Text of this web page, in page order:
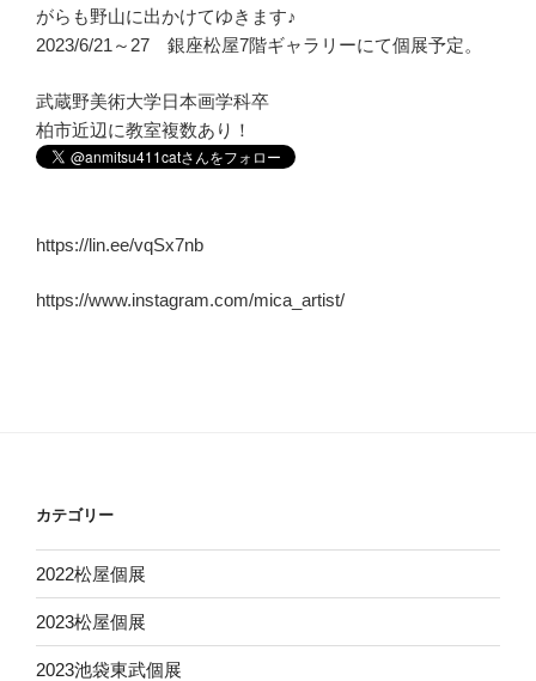
がらも野山に出かけてゆきます♪
2023/6/21～27 銀座松屋7階ギャラリーにて個展予定。
武蔵野美術大学日本画学科卒
柏市近辺に教室複数あり！
https://lin.ee/vqSx7nb
https://www.instagram.com/mica_artist/
カテゴリー
2022松屋個展
2023松屋個展
2023池袋東武個展